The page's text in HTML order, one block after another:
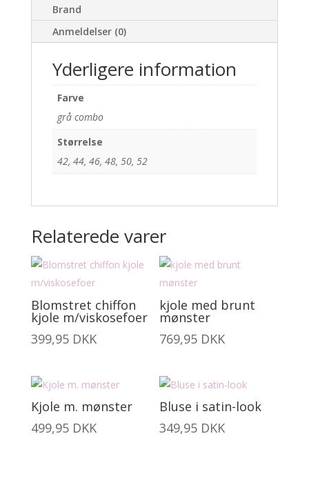
Brand
Anmeldelser (0)
Yderligere information
Farve
grå combo
Størrelse
42, 44, 46, 48, 50, 52
Relaterede varer
Blomstret chiffon
kjole m/viskosefoer
399,95 DKK
kjole med brunt
mønster
769,95 DKK
Kjole m. mønster
499,95 DKK
Bluse i satin-look
349,95 DKK